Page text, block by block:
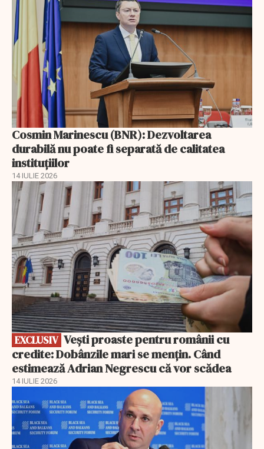
Cosmin Marinescu (BNR): Dezvoltarea
durabilă nu poate fi separată de calitatea
instituțiilor
14 IULIE 2026
EXCLUSIV
EXCLUSIV
credite: Dobânzile mari se mențin. Când
estimează Adrian Negrescu că vor scădea
14 IULIE 2026